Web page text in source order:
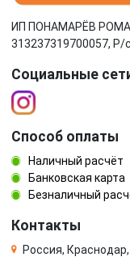
ИП ПОНАМАРЁВ
313237319700057, Р/
Социальные
Способ оплаты
Наличный расчёт
Банковская карта
Безналичный
Контакты
Россия,